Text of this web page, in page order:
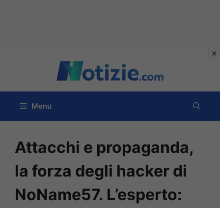
contenuto
Menu
Attacchi e propaganda,
la forza degli hacker di
NoName57. L’esperto: